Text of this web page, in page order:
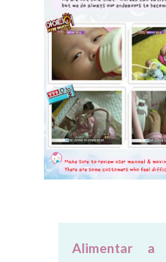
Alimentar a